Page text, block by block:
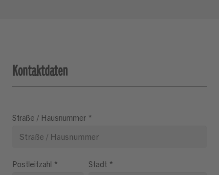
Kontaktdaten
Straße / Hausnummer *
Postleitzahl * Stadt *